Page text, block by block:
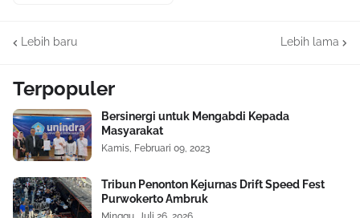
Lebih baru Lebih lama
Terpopuler
Bersinergi untuk Mengabdi Kepada
Masyarakat
Kamis, Februari 09, 2023
Tribun Penonton Kejurnas Drift Speed Fest
Purwokerto Ambruk